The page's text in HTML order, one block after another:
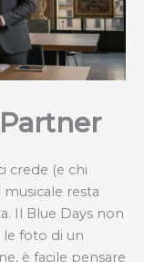
crede (e chi
resta
Il Blue Days non
le foto di un
è facile pensare